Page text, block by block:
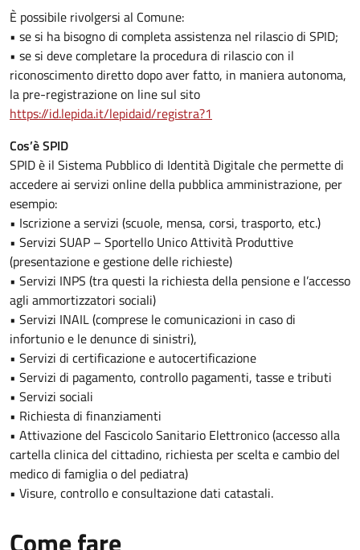
È possibile rivolgersi al Comune:
• se si ha bisogno di completa assistenza nel rilascio di SPID;
• se si deve completare la procedura di rilascio con il
riconoscimento diretto dopo aver fatto, in maniera autonoma,
la pre-registrazione on line sul sito
https://id.lepida.it/lepidaid/registra?1
Cos’è SPID
SPID è il Sistema Pubblico di Identità Digitale che permette di
accedere ai servizi online della pubblica amministrazione, per
esempio:
• Iscrizione a servizi (scuole, mensa, corsi, trasporto, etc.)
• Servizi SUAP – Sportello Unico Attività Produttive
(presentazione e gestione delle richieste)
• Servizi INPS (tra questi la richiesta della pensione e l’accesso
agli ammortizzatori sociali)
• Servizi INAIL (comprese le comunicazioni in caso di
infortunio e le denunce di sinistri),
• Servizi di certificazione e autocertificazione
• Servizi di pagamento, controllo pagamenti, tasse e tributi
• Servizi sociali
• Richiesta di finanziamenti
• Attivazione del Fascicolo Sanitario Elettronico (accesso alla
cartella clinica del cittadino, richiesta per scelta e cambio del
medico di famiglia o del pediatra)
• Visure, controllo e consultazione dati catastali.